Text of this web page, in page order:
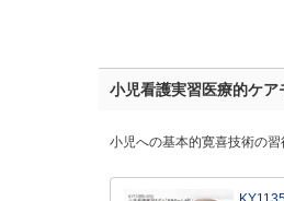
小児看護実習医療的ケア
小児への基本的寛喜技術の